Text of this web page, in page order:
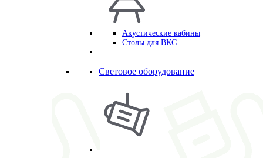
Акустические кабины
Столы для ВКС
Световое оборудование